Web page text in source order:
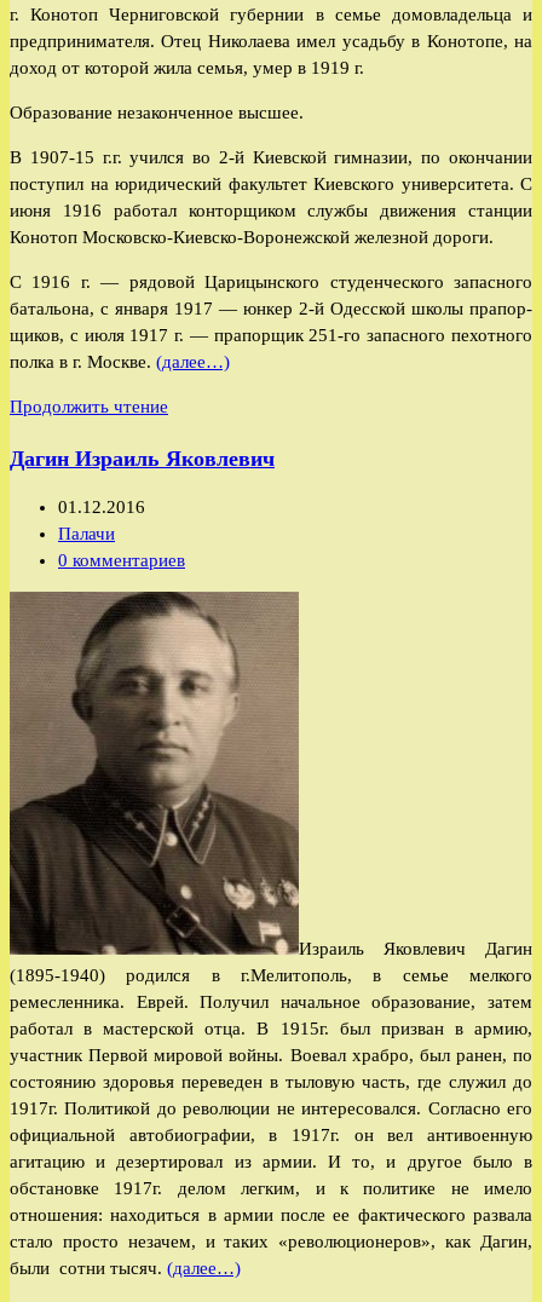
г. Конотоп Чер­ниговской губернии в семье домовла­дельца и
предпринимателя. Отец Николаева имел усадьбу в Конотопе, на
доход от которой жила семья, умер в 1919 г.
Образование незаконченное высшее.
В 1907-15 г.г. учился во 2-й Киевской гимназии, по окончании
поступил на юридический факультет Киевского уни­верситета. С
июня 1916 работал контор­щиком службы движения станции
Конотоп Московско-Киевско-Воронежской железной дороги.
С 1916 г. — рядовой Царицынского сту­денческого запасного
батальона, с января 1917 — юнкер 2-й Одесской школы прапор­
щиков, с июля 1917 г. — прапорщик 251-го за­пасного пехотного
полка в г. Москве. (далее…)
Продолжить чтение
Николай
Дагин Израиль Яковлевич
Запись
опубликована:
01.12.2016
Рубрика
записи:
Палачи
Комментарии
записи:
0 комментариев
Израиль Яковлевич Дагин
(1895-1940) родился в г.Мелитополь, в семье мелкого
ремесленника. Еврей. Получил начальное образование, затем
работал в мастерской отца. В 1915г. был призван в армию,
участник Первой мировой войны. Воевал храбро, был ранен, по
состоянию здоровья переведен в тыловую часть, где служил до
1917г.Политикой до революции не интересовался. Согласно его
официальной автобиографии, в 1917г. он вел антивоенную
агитацию и дезертировал из армии. И то, и другое было в
обстановке 1917г. делом легким, и к политике не имело
отношения: находиться в армии после ее фактического развала
стало просто незачем, и таких «революционеров», как Дагин,
были сотни тысяч. (далее…)